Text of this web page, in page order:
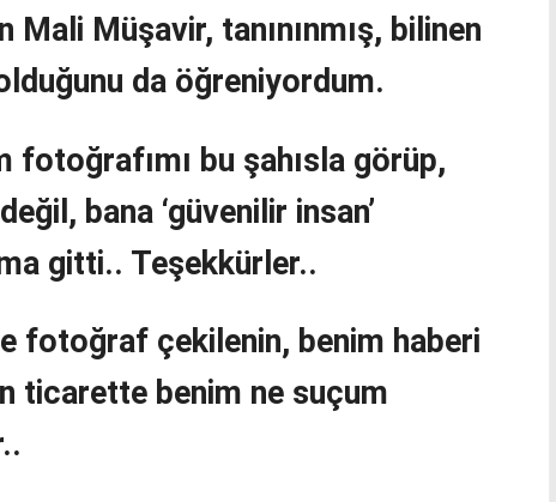
Mali Müşavir, tanınınmış, bilinen
da öğreniyordum.
fotoğrafımı bu şahısla görüp,
bana ‘güvenilir insan’
gitti.. Teşekkürler..
fotoğraf çekilenin, benim haberi
ticarette benim ne suçum